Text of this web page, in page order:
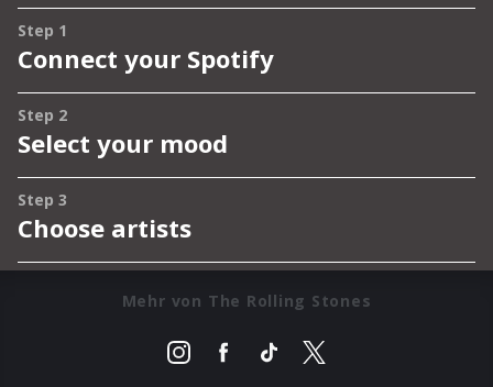
Mehr von The Rolling Stones